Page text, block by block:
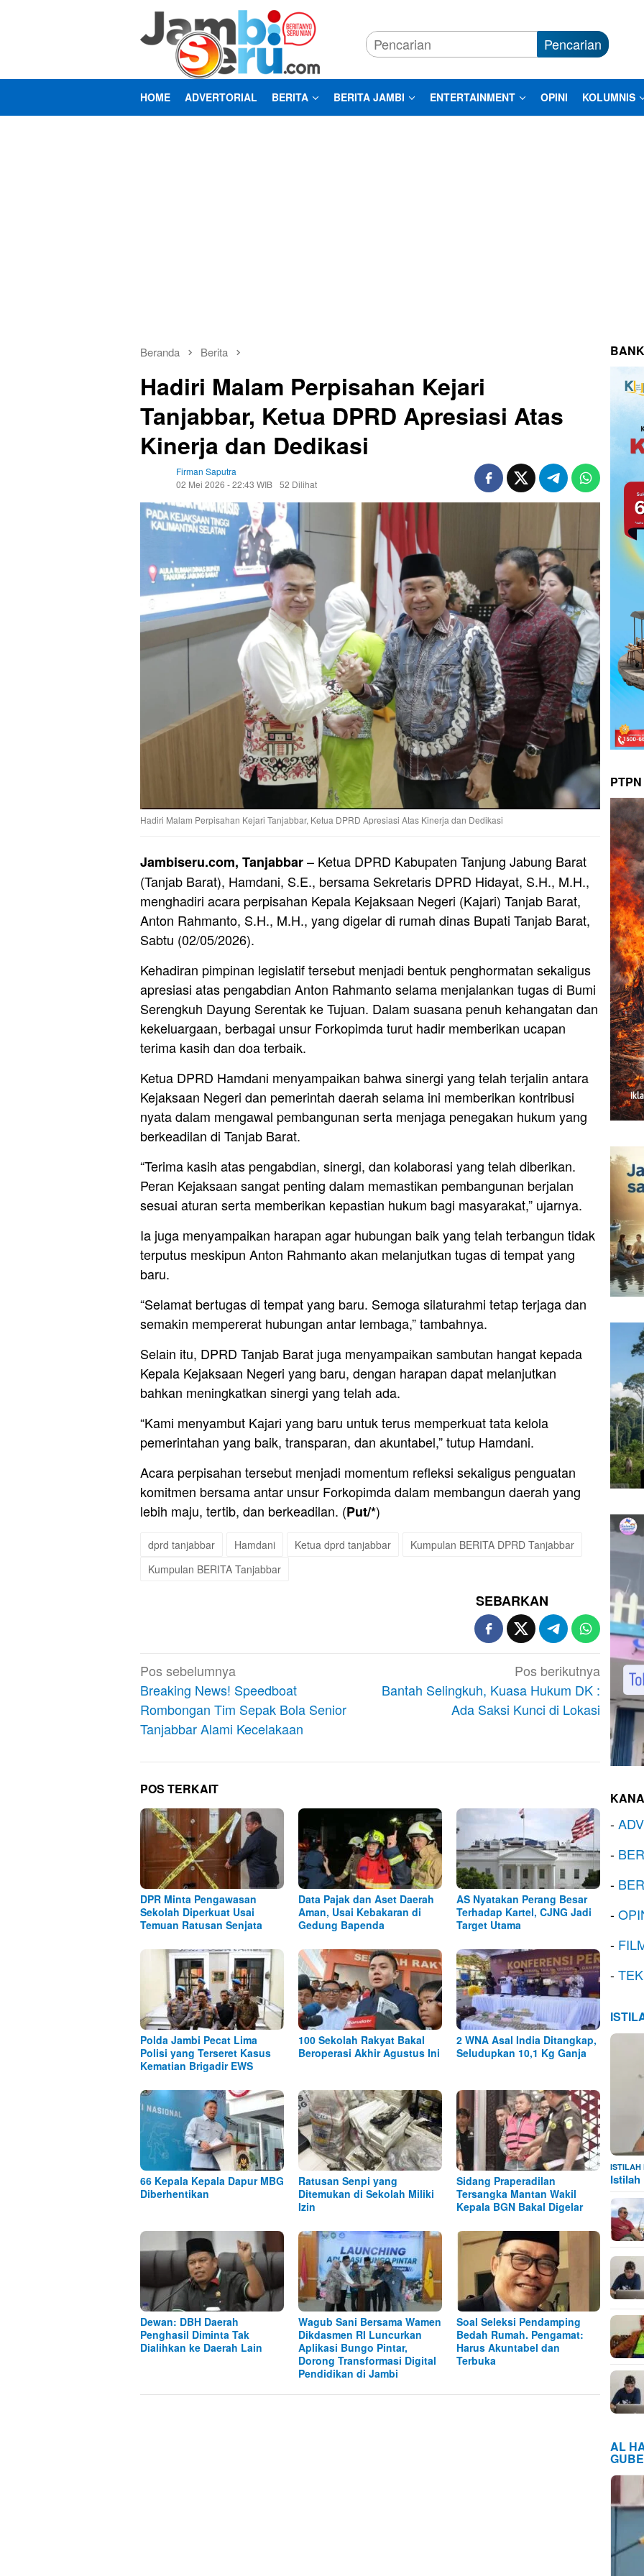
Pencarian
HOME ADVERTORIAL BERITA BERITA JAMBI ENTERTAINMENT OPINI KOLUMNIS
Beranda Berita
Hadiri Malam Perpisahan Kejari
Tanjabbar, Ketua DPRD Apresiasi Atas
Kinerja dan Dedikasi
Firman Saputra
02 Mei 2026 - 22:43 WIB 52 Dilihat
Hadiri Malam Perpisahan Kejari Tanjabbar, Ketua DPRD Apresiasi Atas Kinerja dan Dedikasi
Jambiseru.com, Tanjabbar– Ketua DPRD Kabupaten Tanjung Jabung Barat
(Tanjab Barat), Hamdani, S.E., bersama Sekretaris DPRD Hidayat, S.H., M.H.,
menghadiri acara perpisahan Kepala Kejaksaan Negeri (Kajari) Tanjab Barat,
Anton Rahmanto, S.H., M.H., yang digelar di rumah dinas Bupati Tanjab Barat,
Sabtu (02/05/2026).
Kehadiran pimpinan legislatif tersebut menjadi bentuk penghormatan sekaligus
apresiasi atas pengabdian Anton Rahmanto selama menjalankan tugas di Bumi
Serengkuh Dayung Serentak ke Tujuan. Dalam suasana penuh kehangatan dan
kekeluargaan, berbagai unsur Forkopimda turut hadir memberikan ucapan
terima kasih dan doa terbaik.
Ketua DPRD Hamdani menyampaikan bahwa sinergi yang telah terjalin antara
Kejaksaan Negeri dan pemerintah daerah selama ini memberikan kontribusi
nyata dalam mengawal pembangunan serta menjaga penegakan hukum yang
berkeadilan di Tanjab Barat.
“Terima kasih atas pengabdian, sinergi, dan kolaborasi yang telah diberikan.
Peran Kejaksaan sangat penting dalam memastikan pembangunan berjalan
sesuai aturan serta memberikan kepastian hukum bagi masyarakat,” ujarnya.
Ia juga menyampaikan harapan agar hubungan baik yang telah terbangun tidak
terputus meskipun Anton Rahmanto akan melanjutkan tugas di tempat yang
baru.
“Selamat bertugas di tempat yang baru. Semoga silaturahmi tetap terjaga dan
semakin mempererat hubungan antar lembaga,” tambahnya.
Selain itu, DPRD Tanjab Barat juga menyampaikan sambutan hangat kepada
Kepala Kejaksaan Negeri yang baru, dengan harapan dapat melanjutkan
bahkan meningkatkan sinergi yang telah ada.
“Kami menyambut Kajari yang baru untuk terus memperkuat tata kelola
pemerintahan yang baik, transparan, dan akuntabel,” tutup Hamdani.
Acara perpisahan tersebut menjadi momentum refleksi sekaligus penguatan
komitmen bersama antar unsur Forkopimda dalam membangun daerah yang
lebih maju, tertib, dan berkeadilan. (Put/*)
dprd tanjabbar Hamdani Ketua dprd tanjabbar
Kumpulan BERITA DPRD Tanjabbar
Kumpulan BERITA Tanjabbar
SEBARKAN
Navigasi
pos
Pos sebelumnya
Breaking News! Speedboat
Rombongan Tim Sepak Bola Senior
Tanjabbar Alami Kecelakaan
Pos berikutnya
Bantah Selingkuh, Kuasa Hukum DK :
Ada Saksi Kunci di Lokasi
POS TERKAIT
DPR Minta Pengawasan
Sekolah Diperkuat Usai
Temuan Ratusan Senjata
Data Pajak dan Aset Daerah
Aman, Usai Kebakaran di
Gedung Bapenda
AS Nyatakan Perang Besar
Terhadap Kartel, CJNG Jadi
Target Utama
Polda Jambi Pecat Lima
Polisi yang Terseret Kasus
Kematian Brigadir EWS
100 Sekolah Rakyat Bakal
Beroperasi Akhir Agustus Ini
2 WNA Asal India Ditangkap,
Seludupkan 10,1 Kg Ganja
66 Kepala Kepala Dapur MBG
Diberhentikan
Ratusan Senpi yang
Ditemukan di Sekolah Miliki
Izin
Sidang Praperadilan
Tersangka Mantan Wakil
Kepala BGN Bakal Digelar
Dewan: DBH Daerah
Penghasil Diminta Tak
Dialihkan ke Daerah Lain
Wagub Sani Bersama Wamen
Dikdasmen RI Luncurkan
Aplikasi Bungo Pintar,
Dorong Transformasi Digital
Pendidikan di Jambi
Soal Seleksi Pendamping
Bedah Rumah. Pengamat:
Harus Akuntabel dan
Terbuka
-
-
-
-
-
-
ISTILAH
Istilah
AL